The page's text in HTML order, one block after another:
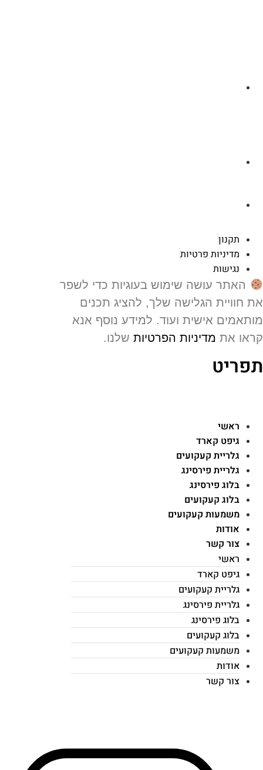
תקנון
מדיניות פרטיות
נגישות
האתר עושה שימוש בעוגיות כדי לשפר
חוויית הגלישה שלך, להציג תכנים
אישית ועוד. למידע נוסף אנא
אתמדיניות הפרטיותשלנו.
ראשי
גיפט קארד
גלריית קעקועים
גלריית פירסינג
בלוג פירסינג
בלוג קעקועים
משמעות קעקועים
אודות
צור קשר
ראשי
גיפט קארד
גלריית קעקועים
גלריית פירסינג
בלוג פירסינג
בלוג קעקועים
משמעות קעקועים
אודות
צור קשר